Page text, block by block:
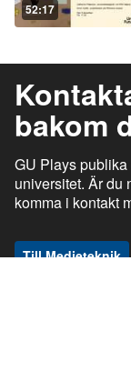
52:17
bakom
GU Plays
universitet. Är du
komma i kontakt
Till Medieteknik